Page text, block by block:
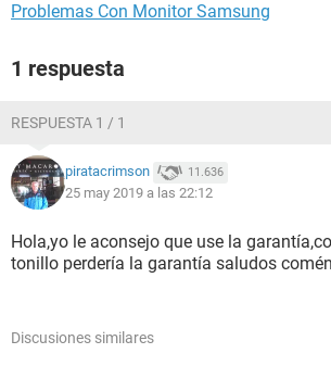
Problemas Con Monitor Samsung
1 respuesta
RESPUESTA 1 / 1
piratacrimson 11.636
25 may 2019 a las 22:12
Hola,yo le aconsejo que use la
tonillo perdería la garantía saludos
Discusiones similares